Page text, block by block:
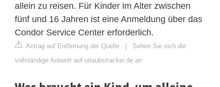
allein zu reisen. Für Kinder im Alter zwischen
fünf und 16 Jahren ist eine Anmeldung über das
Condor Service Center erforderlich.
Antrag auf Entfernung der Quelle | Sehen Sie sich die
vollständige Antwort auf urlaubstracker.de an